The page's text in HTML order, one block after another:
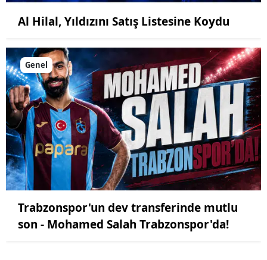
Al Hilal, Yıldızını Satış Listesine Koydu
Genel
Trabzonspor'un dev transferinde mutlu
son - Mohamed Salah Trabzonspor'da!